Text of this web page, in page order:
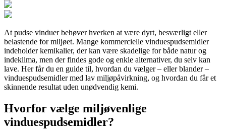
At pudse vinduer behøver hverken at være dyrt, besværligt eller
belastende for miljøet. Mange kommercielle vinduespudsemidler
indeholder kemikalier, der kan være skadelige for både natur og
indeklima, men der findes gode og enkle alternativer, du selv kan
lave. Her får du en guide til, hvordan du vælger – eller blander –
vinduespudsemidler med lav miljøpåvirkning, og hvordan du får et
skinnende resultat uden unødvendig kemi.
Hvorfor vælge miljøvenlige
vinduespudsemidler?